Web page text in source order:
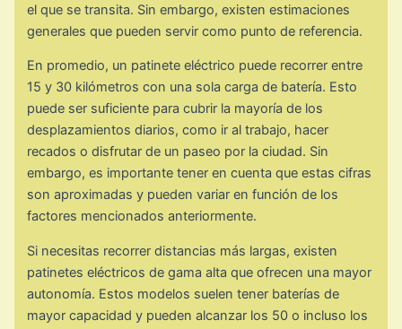
el que se transita. Sin embargo, existen estimaciones
generales que pueden servir como punto de referencia.
En promedio, un patinete eléctrico puede recorrer entre
15 y 30 kilómetros con una sola carga de batería. Esto
puede ser suficiente para cubrir la mayoría de los
desplazamientos diarios, como ir al trabajo, hacer
recados o disfrutar de un paseo por la ciudad. Sin
embargo, es importante tener en cuenta que estas cifras
son aproximadas y pueden variar en función de los
factores mencionados anteriormente.
Si necesitas recorrer distancias más largas, existen
patinetes eléctricos de gama alta que ofrecen una mayor
autonomía. Estos modelos suelen tener baterías de
mayor capacidad y pueden alcanzar los 50 o incluso los